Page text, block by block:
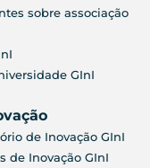
sobre associação
GInI
de Inovação GInI
de Inovação GInI